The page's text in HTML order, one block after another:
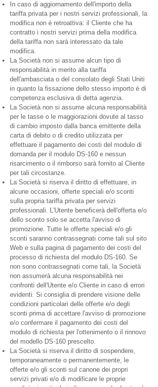
In caso di aggiornamento dell'importo della
tariffa privata per i nostri servizi professionali, la
modifica non è retroattiva: il Cliente che ha
contratto i nostri servizi prima della modifica
della tariffa non sarà interessato da tale
modifica.
La Società non si assume alcun tipo di
responsabilità in merito alla tariffa
dell'ambasciata o del consolato degli Stati Uniti
in quanto la fissazione dello stesso importo è di
competenza esclusiva di detta agenzia.
La Società non si assume alcuna responsabilità
per le tasse o le maggiorazioni dovute al tasso
di cambio imposto dalla banca emittente della
carta di debito o di credito utilizzata per
effettuare il pagamento dei costi del modulo di
domanda per il modulo DS-160 e nessun
risarcimento o il rimborso sarà fornito al Cliente
per tali circostanze.
La Società si riserva il diritto di effettuare, in
alcune occasioni, offerte speciali e/o sconti
sulla propria tariffa privata per servizi
professionali. L'Utente beneficerà dell'offerta e/o
dello sconto solo se accetta l'avviso di
promozione. Tutte le offerte speciali e/o gli
sconti saranno contrassegnati come tali sul sito
Web e sulla pagina di pagamento dei costi del
processo di richiesta del modulo DS-160. Se
non sono contrassegnati come tali, la Società
non assumerà alcuna responsabilità nei
confronti dell'Utente e/o Cliente in caso di errori
evidenti. Si consiglia di prendere visione delle
condizioni particolari delle offerte e/o degli
sconti prima di accettare l'avviso di promozione
e/o confermare il pagamento dei costi del
modulo di richiesta per l'ottenimento o il rinnovo
del modello DS-160 prescelto.
La Società si riserva il diritto di sospendere,
temporaneamente o permanentemente, le
offerte e/o gli sconti sul canone dei propri
servizi privati e/o di modificare le proprie